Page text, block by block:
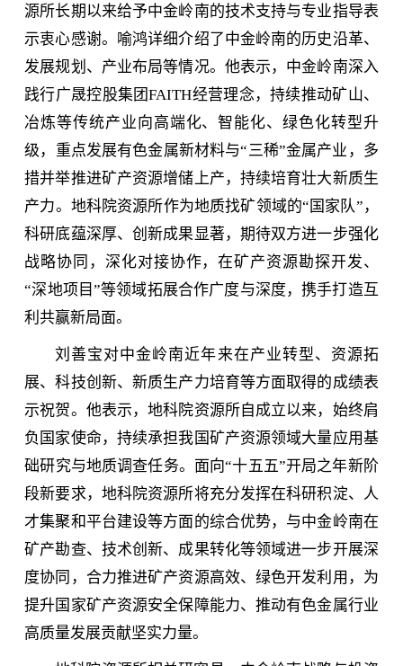
源所长期以来给予中金岭南的技术支持与专业指导表
示衷心感谢。喻鸿详细介绍了中金岭南的历史沿革、
发展规划、产业布局等情况。他表示，中金岭南深入
践行广晟控股集团FAITH经营理念，持续推动矿山、
冶炼等传统产业向高端化、智能化、绿色化转型升
级，重点发展有色金属新材料与“三稀”金属产业，多
措并举推进矿产资源增储上产，持续培育壮大新质生
产力。地科院资源所作为地质找矿领域的“国家队”，
科研底蕴深厚、创新成果显著，期待双方进一步强化
战略协同，深化对接协作，在矿产资源勘探开发、
“深地项目”等领域拓展合作广度与深度，携手打造互
利共赢新局面。
刘善宝对中金岭南近年来在产业转型、资源拓
展、科技创新、新质生产力培育等方面取得的成绩表
示祝贺。他表示，地科院资源所自成立以来，始终肩
负国家使命，持续承担我国矿产资源领域大量应用基
础研究与地质调查任务。面向“十五五”开局之年新阶
段新要求，地科院资源所将充分发挥在科研积淀、人
才集聚和平台建设等方面的综合优势，与中金岭南在
矿产勘查、技术创新、成果转化等领域进一步开展深
度协同，合力推进矿产资源高效、绿色开发利用，为
提升国家矿产资源安全保障能力、推动有色金属行业
高质量发展贡献坚实力量。